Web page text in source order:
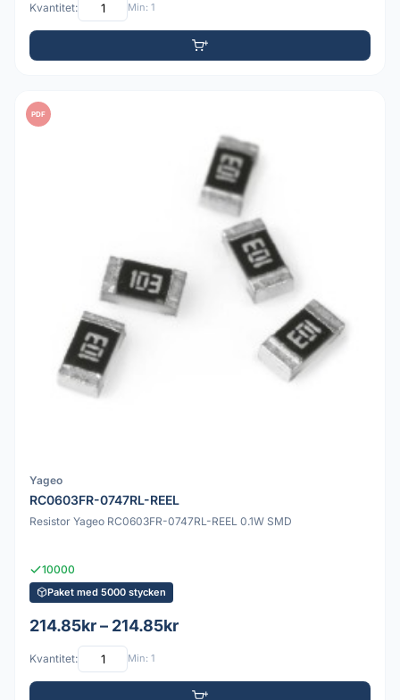
Kvantitet: Min: 1
PDF
Yageo
RC0603FR-0747RL-REEL
Resistor Yageo RC0603FR-0747RL-REEL 0.1W SMD
10000
Paket med 5000 stycken
214.85kr – 214.85kr
Kvantitet: Min: 1